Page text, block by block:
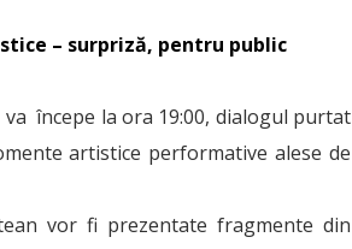
– surpriză, pentru public
începe la ora 19:00, dialogul purtat
artistice performative alese de
vor fi prezentate fragmente din